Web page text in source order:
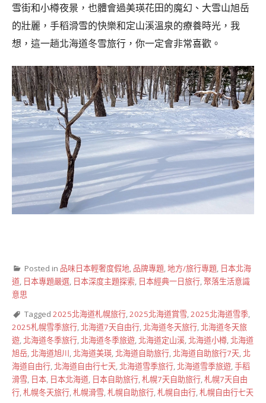
雪街和小樽夜景，也體會過美瑛花田的魔幻、大雪山旭岳
的壯麗，手稻滑雪的快樂和定山溪溫泉的療養時光，我
想，這一趟北海道冬雪旅行，你一定會非常喜歡。
Posted in 品味日本輕奢度假地, 品牌專題,地方/旅行專題, 日本北海
道, 日本專題嚴選, 日本深度主題探索, 日本經典一日旅行,聚落生活意識
意思
Tagged 2025北海道札幌旅行,2025北海道賞雪,2025北海道雪季,
2025札幌雪季旅行,北海道7天自由行,北海道冬天旅行,北海道冬天旅
遊,北海道冬季旅行,北海道冬季旅遊,北海道定山溪,北海道小樽,北海道
旭岳,北海道旭川,北海道美瑛,北海道自助旅行,北海道自助旅行7天,北
海道自由行,北海道自由行七天,北海道雪季旅行,北海道雪季旅遊,手稻
滑雪, 日本, 日本北海道, 日本自助旅行,札幌7天自助旅行,札幌7天自由
行,札幌冬天旅行,札幌滑雪,札幌自助旅行,札幌自由行,札幌自由行七天